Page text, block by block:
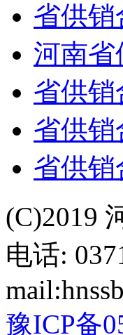
省供销
河南省
省供
省供销
省供
(C)2019
电话:
豫ICP备